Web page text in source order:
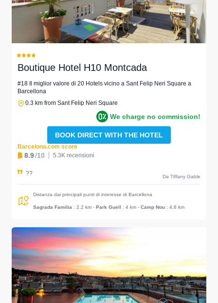
Boutique Hotel H10 Montcada
#18 Il miglior valore di 20 Hotels vicino a Sant Felip Neri Square a
Barcellona
0.3 km from Sant Felip Neri Square
We charge no commission!
BOOK DIRECT WITH THE HOTEL
Barcelona.com score
8.9/10 5.3K recensioni
?? Da Tiffany Gable
Distanza dai principali punti di interesse di Barcellona
Sagrada Familia : 2.2 km - Park Guell : 4 km - Camp Nou : 4.8 km